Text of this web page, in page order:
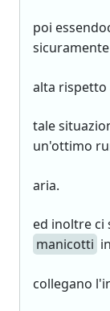
poi
alta rispetto
tale
un'ottimo
aria.
ed inoltre ci
manicotti
collegano